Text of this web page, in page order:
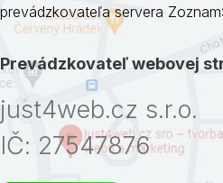
prevádzkovateľa servera
Prevádzkovateľ webovej
just4web.cz s.r.o.
IČ: 27547876